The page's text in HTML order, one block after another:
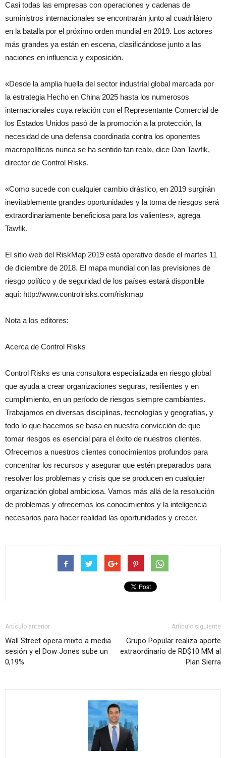
Casi todas las empresas con operaciones y cadenas de
suministros internacionales se encontrarán junto al cuadrilátero
en la batalla por el próximo orden mundial en 2019. Los actores
más grandes ya están en escena, clasificándose junto a las
naciones en influencia y exposición.
«Desde la amplia huella del sector industrial global marcada por
la estrategia Hecho en China 2025 hasta los numerosos
internacionales cuya relación con el Representante Comercial de
los Estados Unidos pasó de la promoción a la protección, la
necesidad de una defensa coordinada contra los oponentes
macropolíticos nunca se ha sentido tan real», dice Dan Tawfik,
director de Control Risks.
«Como sucede con cualquier cambio drástico, en 2019 surgirán
inevitablemente grandes oportunidades y la toma de riesgos será
extraordinariamente beneficiosa para los valientes», agrega
Tawfik.
El sitio web del RiskMap 2019 está operativo desde el martes 11
de diciembre de 2018. El mapa mundial con las previsiones de
riesgo político y de seguridad de los países estará disponible
aquí: http://www.controlrisks.com/riskmap
Nota a los editores:
Acerca de Control Risks
Control Risks es una consultora especializada en riesgo global
que ayuda a crear organizaciones seguras, resilientes y en
cumplimiento, en un período de riesgos siempre cambiantes.
Trabajamos en diversas disciplinas, tecnologías y geografías, y
todo lo que hacemos se basa en nuestra convicción de que
tomar riesgos es esencial para el éxito de nuestros clientes.
Ofrecemos a nuestros clientes conocimientos profundos para
concentrar los recursos y asegurar que estén preparados para
resolver los problemas y crisis que se producen en cualquier
organización global ambiciosa. Vamos más allá de la resolución
de problemas y ofrecemos los conocimientos y la inteligencia
necesarios para hacer realidad las oportunidades y crecer.
Artículo anterior
Wall Street opera mixto a media
sesión y el Dow Jones sube un
0,19%
Artículo siguiente
Grupo Popular realiza aporte
extraordinario de RD$10 MM al
Plan Sierra